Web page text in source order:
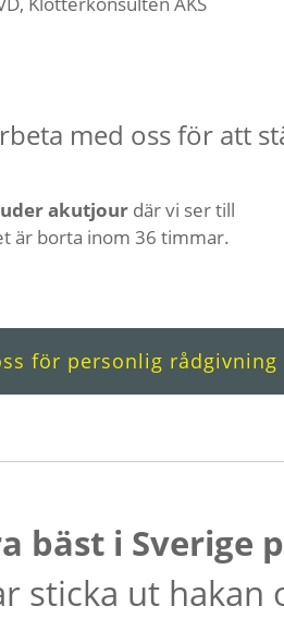
med oss för att
akutjour där vi ser till
är borta inom 36 timmar.
för personlig rådgivning
bäst i Sverige
sticka ut hakan